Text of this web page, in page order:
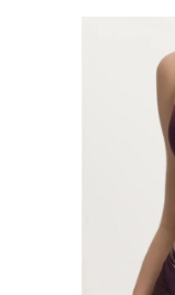
hvězdiček.